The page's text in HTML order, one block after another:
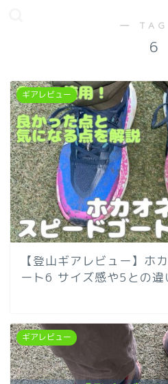
―
6
ギアレビュー
【登山ギアレビュー】ホ
ート6 サイズ感や5との違
ギアレビュー